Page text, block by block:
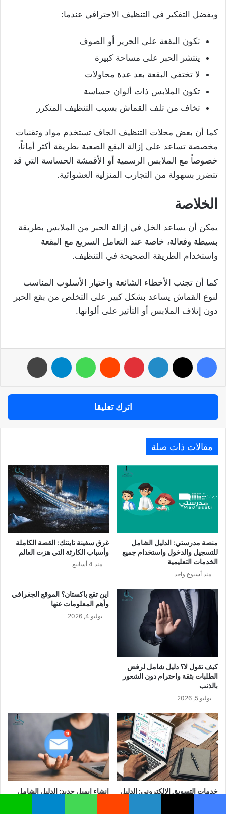
ويفضل التفكير في التنظيف الاحترافي عندما:
تكون البقعة على الحرير أو الصوف
ينتشر الحبر على مساحة كبيرة
لا تختفي البقعة بعد عدة محاولات
تكون الملابس ذات ألوان حساسة
تخاف من تلف القماش بسبب التنظيف المتكرر
كما أن بعض محلات التنظيف الجاف تستخدم مواد وتقنيات
مخصصة تساعد على إزالة البقع الصعبة بطريقة أكثر أماناً،
خصوصاً مع الملابس الرسمية أو الأقمشة الحساسة التي قد
تتضرر بسهولة من التجارب المنزلية العشوائية.
الخلاصة
يمكن أن يساعد الخل في إزالة الحبر من الملابس بطريقة
بسيطة وفعالة، خاصة عند التعامل السريع مع البقعة
واستخدام الطريقة الصحيحة في التنظيف.
كما أن تجنب الأخطاء الشائعة واختيار الأسلوب المناسب
لنوع القماش يساعد بشكل كبير على التخلص من بقع الحبر
دون إتلاف الملابس أو التأثير على ألوانها.
فيسبوك لينكدإن بينتيريست واتساب تيلقرام
اترك تعليقا
مقالات ذات صلة
منصة مدرستي: الدليل الشامل
للتسجيل والدخول واستخدام جميع
الخدمات التعليمية
منذ أسبوع واحد
غرق سفينة تايتنك: القصة الكاملة
وأسباب الكارثة التي هزت العالم
منذ 4 أسابيع
كيف تقول لا؟ دليل شامل لرفض
الطلبات بثقة واحترام دون الشعور
بالذنب
يوليو 5, 2026
اين تقع باكستان؟ الموقع الجغرافي
وأهم المعلومات عنها
يوليو 4, 2026
خدمات التسويق الالكتروني: الدليل
انشاء ايميل جديد: الدليل الشامل